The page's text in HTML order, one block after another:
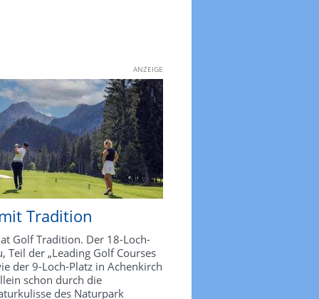
ANZEIGE
Tradition
Golf Tradition. Der 18-Loch-
Teil der „Leading Golf Courses
der 9-Loch-Platz in Achenkirch
schon durch die
des Naturpark